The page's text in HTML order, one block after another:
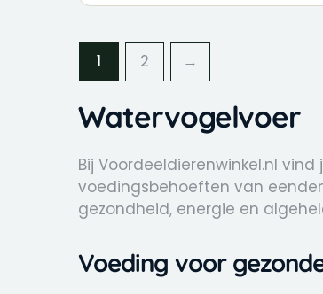
1 2 →
Watervogelvoer
Bij Voordeeldierenwinkel.nl
voedingsbehoeften van
gezondheid, energie en
Voeding voor